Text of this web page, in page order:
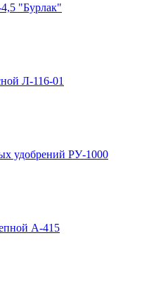
"Бурлак"
Л-116-01
удобрений РУ-1000
А-415